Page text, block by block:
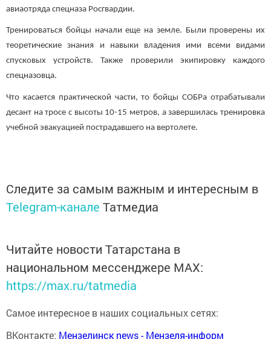
авиаотряда спецназа Росгвардии.
Тренироваться бойцы начали еще на земле. Были проверены их
теоретические знания и навыки владения ими всеми видами
спусковых устройств. Также проверили экипировку каждого
спецназовца.
Что касается практической части, то бойцы СОБРа отрабатывали
десант на тросе с высоты 10-15 метров, а завершилась тренировка
учебной эвакуацией пострадавшего на вертолете.
Следите за самым важным и интересным в
Telegram-канале Татмедиа
Читайте новости Татарстана в
национальном мессенджере MАХ:
https://max.ru/tatmedia
Самое интересное в наших социальных сетях:
ВКонтакте: Мензелинск news - Мензеля-информ